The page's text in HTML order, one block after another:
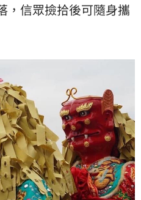
，信眾撿拾後可隨身攜